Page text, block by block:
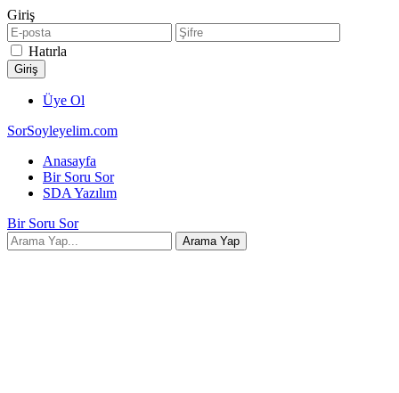
Giriş
Hatırla
Üye Ol
SorSoyleyelim.com
Anasayfa
Bir Soru Sor
SDA Yazılım
Bir Soru Sor